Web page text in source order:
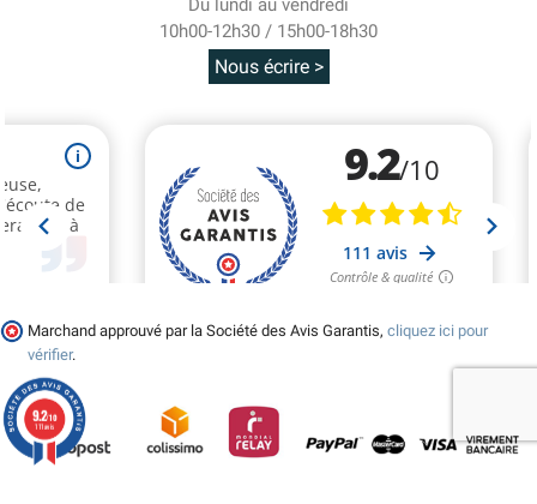
Du lundi au vendredi
10h00-12h30 / 15h00-18h30
Nous écrire >
Marchand approuvé par la Société des Avis Garantis, cliquez ici pour
vérifier.
9.2/10
111 avis